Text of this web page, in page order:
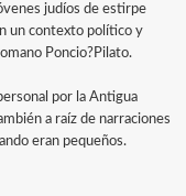
judíos de estirpe
un contexto político y
Poncio?Pilato.
por la Antigua
a raíz de narraciones
eran pequeños.